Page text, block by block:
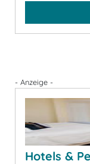
- Anzeige -
Hotels &